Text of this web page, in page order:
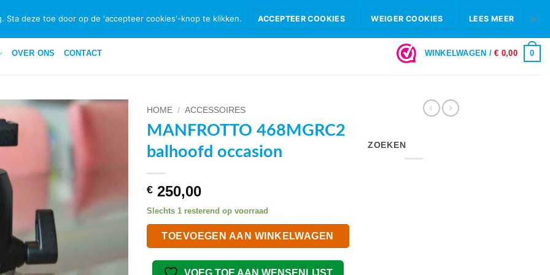
LOGIN
OVER ONS CONTACT WINKELWAGEN /€ 0,00 0
VOEG TOE
WENSENLIJST
HOME / ACCESSOIRES
MANFROTTO 468MGRC2
balhoofd occasion
€ 250,00
Slechts 1 resterend op voorraad
TOEVOEGEN AAN WINKELWAGEN
ZOEKEN
deze toe door op de 'accepteer cookies'-knop te klikken. ACCEPTEER COOKIES WEIGER COOKIES LEES MEER